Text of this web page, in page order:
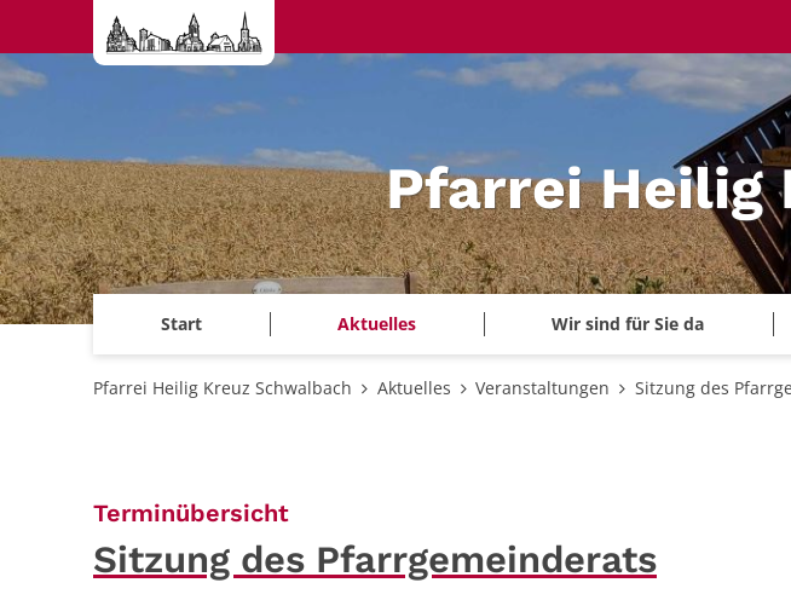
Zum Inhalt springen
Pfarrei Heilig
Start Aktuelles Wir sind für Sie da
Pfarrei Heilig Kreuz Schwalbach Aktuelles Veranstaltungen Sitzung des
Terminübersicht:
Sitzung des Pfarrgemeinderats